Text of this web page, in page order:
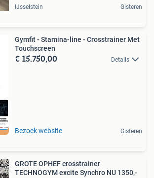
IJsselstein Gisteren
Gymfit - Stamina-line - Crosstrainer Met
Touchscreen
€ 15.750,00 Details
Bezoek website Gisteren
GROTE OPHEF crosstrainer
TECHNOGYM excite Synchro NU 1350,-